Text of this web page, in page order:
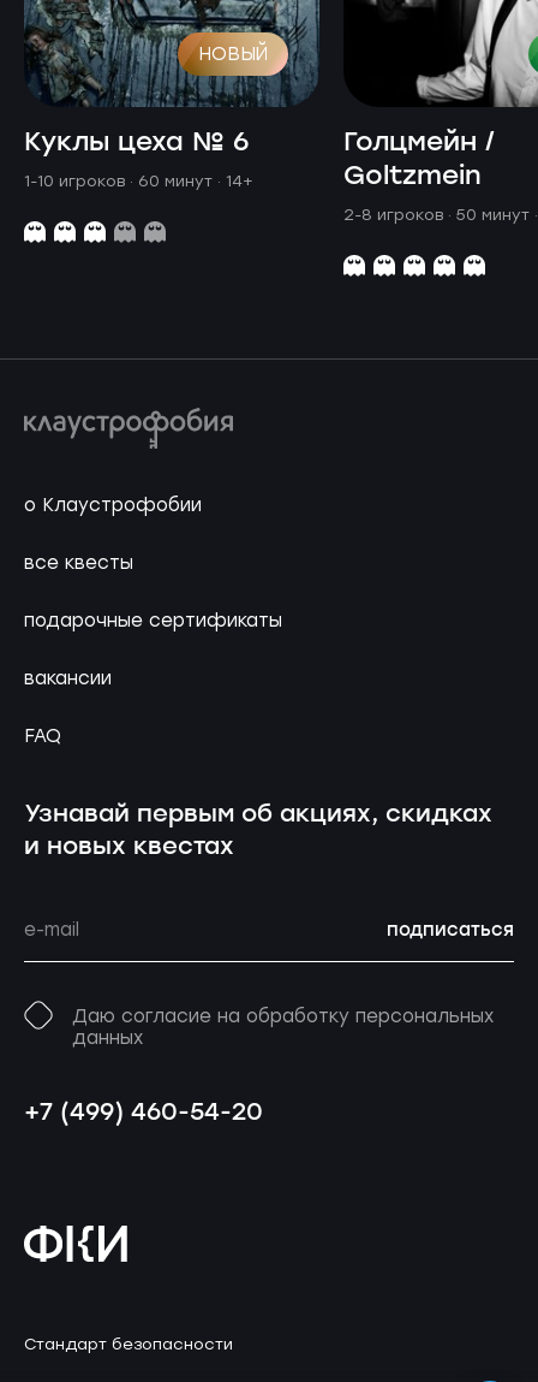
НОВЫЙ
Куклы цеха № 6
1-10 игроков · 60 минут · 14+
Голцмейн /
Goltzmein
2-8 игроков · 50 минут
о Клаустрофобии
все квесты
подарочные сертификаты
вакансии
FAQ
Узнавай первым об акциях, скидках
и новых квестах
подписаться
Даю согласие на обработку персональных
данных
+7 (499) 460-54-20
Стандарт безопасности